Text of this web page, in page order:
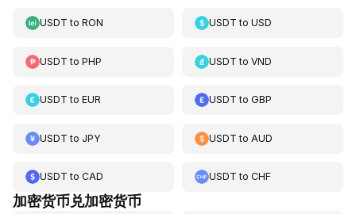
USDT to RON USDT toUSD
USDT to PHP USDT toVND
USDT to EUR USDT toGBP
USDT to JPY USDT to AUD
USDT to CAD USDT toCHF
加密货币兑加密货币